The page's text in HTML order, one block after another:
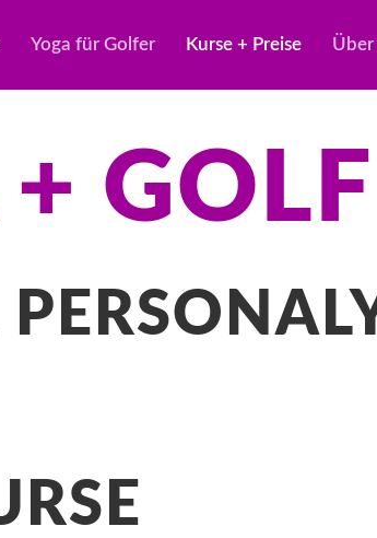
Yoga für Golfer Kurse + Preise Über
GOLF